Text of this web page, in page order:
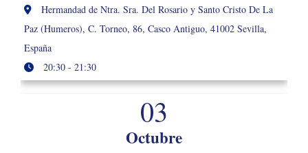
Hermandad de Ntra. Sra. Del Rosario y Santo Cristo De La
Paz (Humeros), C. Torneo, 86, Casco Antiguo, 41002 Sevilla,
España
20:30 - 21:30
03
Octubre